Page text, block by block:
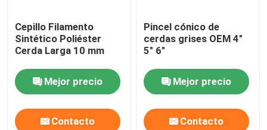
Brochas de la tiza
Cepillo Filamento
Sintético Poliéster
Cerda Larga 10 mm
Mejor precio
Contacto
Pincel cónico de
cerdas grises OEM 4"
5" 6"
Mejor precio
Contacto